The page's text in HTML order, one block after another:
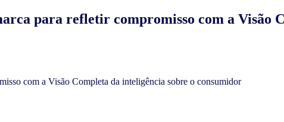
para refletir compromisso com a Visão
com a Visão Completa da inteligência sobre o consumidor